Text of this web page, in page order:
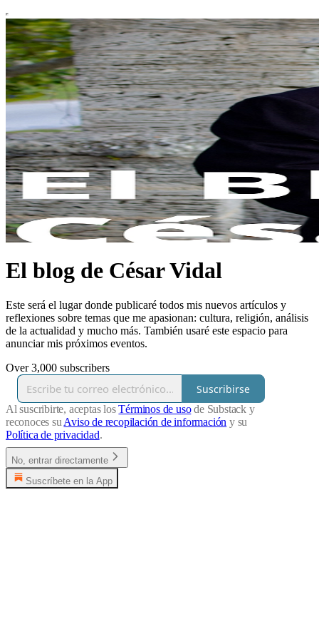
El blog de César Vidal
Este será el lugar donde publicaré todos mis nuevos artículos y
reflexiones sobre temas que me apasionan: cultura, religión, análisis
de la actualidad y mucho más. También usaré este espacio para
anunciar mis próximos eventos.
Over 3,000 subscribers
Suscribirse
Al suscribirte, aceptas losTérminos de usode Substack y
reconoces suAviso de recopilación de información y su
Política de privacidad.
No, entrar directamente
Suscríbete en la App